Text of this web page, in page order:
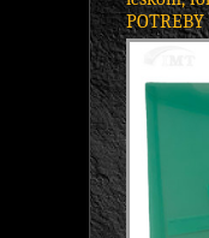
POTREBY